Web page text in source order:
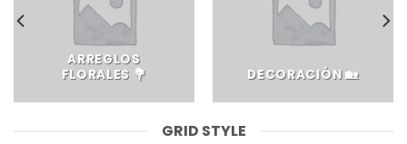
ARREGLOS
FLORALES 💐
DECORACIÓN 🏡
GRID STYLE